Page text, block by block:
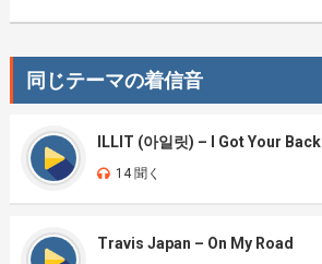
同じテーマの着信音
ILLIT (아일릿) – I Got Your Back
14 聞く
Travis Japan – On My Road